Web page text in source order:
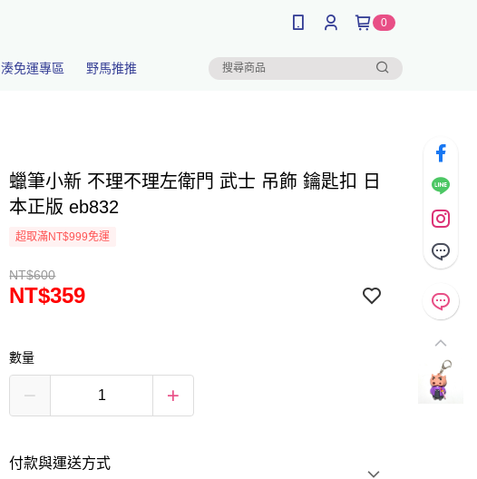
0
湊免運專區 野馬推推
蠟筆小新 不理不理左衛門 武士 吊飾 鑰匙扣 日
本正版 eb832
超取滿NT$999免運
NT$600
NT$359
數量
付款與運送方式